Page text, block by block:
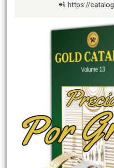
📲 https://